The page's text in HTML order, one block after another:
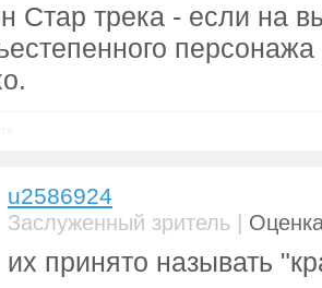
Стар трека - если на
u2586924
Заслуженный зритель |
их принято называть